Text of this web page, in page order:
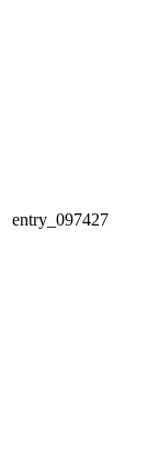
entry_097427